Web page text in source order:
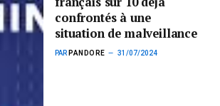
confrontés à une
situation de malveillance
PAR PANDORE 31/07/2024